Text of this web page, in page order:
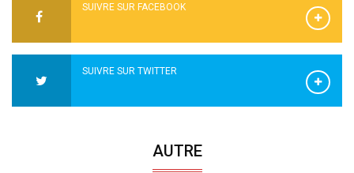
SUIVRE SUR FACEBOOK
SUIVRE SUR TWITTER
AUTRE